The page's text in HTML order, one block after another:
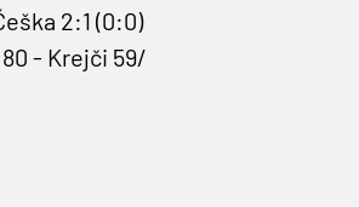
2:1 (0:0)
- Krejči 59/